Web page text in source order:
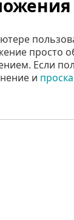
просто
Если
и